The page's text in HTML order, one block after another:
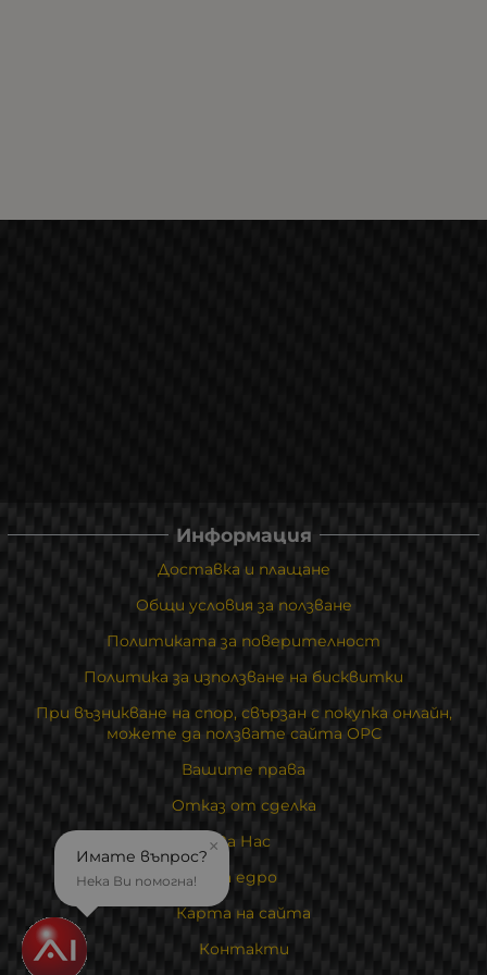
Информация
Доставка и плащане
Общи условия за ползване
Политиката за поверителност
Политика за използване на бисквитки
При възникване на спор, свързан с покупка онлайн,
можете да ползвате сайта ОРС
Вашите права
Отказ от сделка
За Нас
На едро
Карта на сайта
Контакти
×
Имате въпрос?
Нека Ви помогна!